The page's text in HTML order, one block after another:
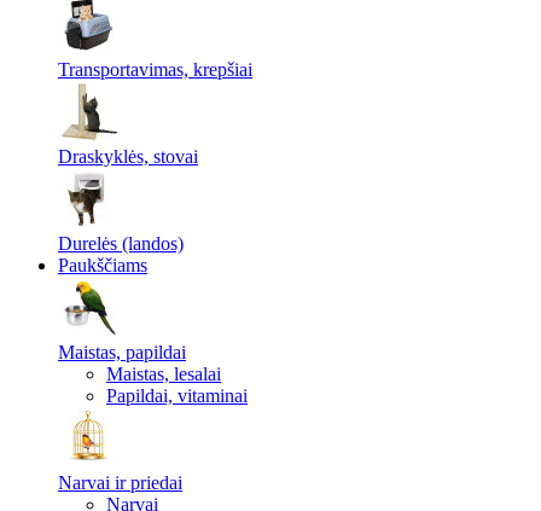
Transportavimas, krepšiai
Draskyklės, stovai
Durelės (landos)
Paukščiams
Maistas, papildai
Maistas, lesalai
Papildai, vitaminai
Narvai ir priedai
Narvai